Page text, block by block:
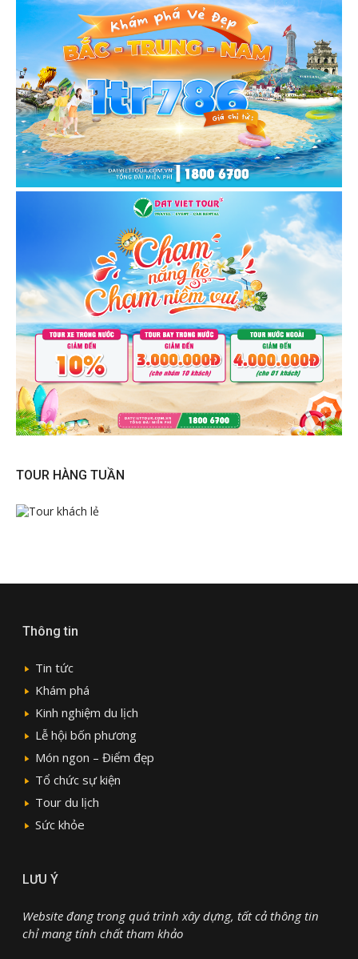
TOUR HÀNG TUẦN
Thông tin
Tin tức
Khám phá
Kinh nghiệm du lịch
Lễ hội bốn phương
Món ngon – Điểm đẹp
Tổ chức sự kiện
Tour du lịch
Sức khỏe
LƯU Ý
Website đang trong quá trình xây dựng, tất cả thông tin
chỉ mang tính chất tham khảo